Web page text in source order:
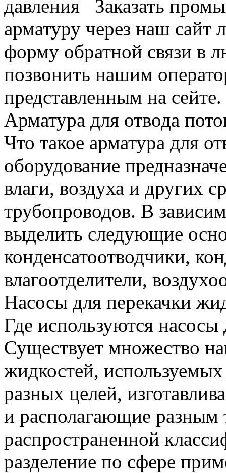
давления Заказать
арматуру через наш сайт
форму обратной связи в
позвонить нашим
представленным на сейте.
Арматура для отвода
Что такое арматура для
оборудование
влаги, воздуха и других
трубопроводов. В
выделить следующие
конденсатоотводчики,
влагоотделители,
Насосы для перекачки
Где используются
Существует множество
жидкостей,
разных целей,
и располагающие разным
распространенной
разделение по сфере